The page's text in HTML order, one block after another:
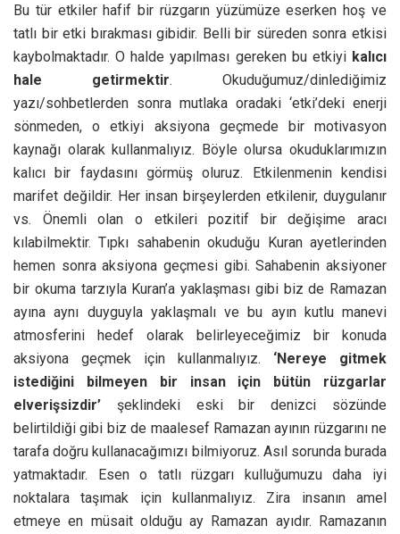
Bu tür etkiler hafif bir rüzgarın yüzümüze eserken hoş ve
tatlı bir etki bırakması gibidir. Belli bir süreden sonra etkisi
kaybolmaktadır. O halde yapılması gereken bu etkiyi kalıcı
hale getirmektir. Okuduğumuz/dinlediğimiz
yazı/sohbetlerden sonra mutlaka oradaki ‘etki’deki enerji
sönmeden, o etkiyi aksiyona geçmede bir motivasyon
kaynağı olarak kullanmalıyız. Böyle olursa okuduklarımızın
kalıcı bir faydasını görmüş oluruz. Etkilenmenin kendisi
marifet değildir. Her insan birşeylerden etkilenir, duygulanır
vs. Önemli olan o etkileri pozitif bir değişime aracı
kılabilmektir. Tıpkı sahabenin okuduğu Kuran ayetlerinden
hemen sonra aksiyona geçmesi gibi. Sahabenin aksiyoner
bir okuma tarzıyla Kuran’a yaklaşması gibi biz de Ramazan
ayına aynı duyguyla yaklaşmalı ve bu ayın kutlu manevi
atmosferini hedef olarak belirleyeceğimiz bir konuda
aksiyona geçmek için kullanmalıyız. ‘Nereye gitmek
istediğini bilmeyen bir insan için bütün rüzgarlar
elverişsizdir’ şeklindeki eski bir denizci sözünde
belirtildiği gibi biz de maalesef Ramazan ayının rüzgarını ne
tarafa doğru kullanacağımızı bilmiyoruz. Asıl sorunda burada
yatmaktadır. Esen o tatlı rüzgarı kulluğumuzu daha iyi
noktalara taşımak için kullanmalıyız. Zira insanın amel
etmeye en müsait olduğu ay Ramazan ayıdır. Ramazanın